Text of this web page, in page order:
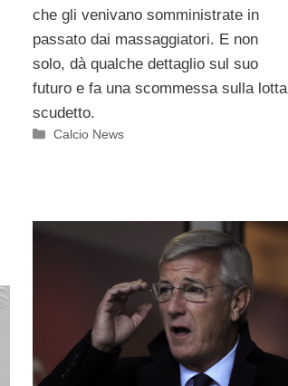
che gli venivano somministrate in
passato dai massaggiatori. E non
solo, dà qualche dettaglio sul suo
futuro e fa una scommessa sulla lotta
scudetto.
Categorie
Calcio News